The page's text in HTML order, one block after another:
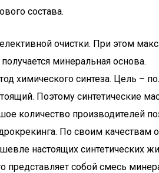
состава.
очистки. При этом
минеральная основа.
химического синтеза. Цель
Поэтому синтетические
количество производителей
По своим качествам
настоящих синтетических
представляет собой смесь